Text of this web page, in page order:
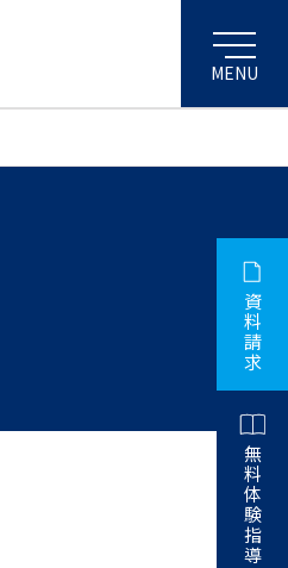
資
料
請
求
無
料
体
験
指
導